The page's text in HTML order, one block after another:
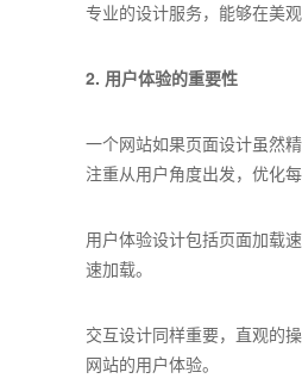
专业的设计服务，能够在美
2. 用户体验的重要性
一个网站如果页面设计虽然
注重从用户角度出发，优化每
用户体验设计包括页面加载
速加载。
交互设计同样重要，直观的
网站的用户体验。